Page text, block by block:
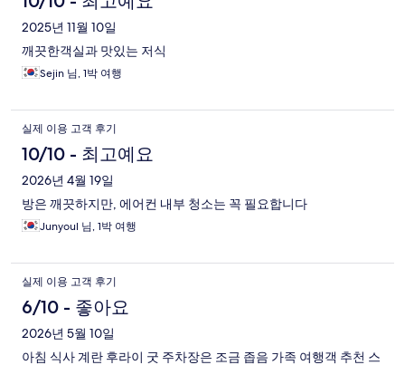
2025년 11월 10일
깨끗한객실과 맛있는 저식
Sejin 님, 1박 여행
실제 이용 고객 후기
10/10 - 최고예요
2026년 4월 19일
방은 깨끗하지만, 에어컨 내부 청소는 꼭 필요합니다
Junyoul 님, 1박 여행
실제 이용 고객 후기
6/10 - 좋아요
2026년 5월 10일
아침 식사 계란 후라이 굿 주차장은 조금 좁음 가족 여행객 추천 스